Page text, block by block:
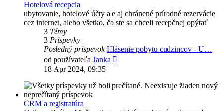
Hotelová recepcia
ubytovanie, hotelové účty ale aj chránené prírodné rezervácie
cez internet, alebo všetko, čo ste sa chceli recepčnej opýtať
3 Témy
3 Príspevky
Posledný príspevok Hlásenie pobytu cudzincov - U…
od používateľa Janka
18 Apr 2024, 09:35
CRM a registratúra